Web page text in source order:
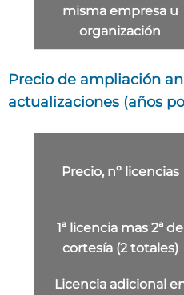
misma empresa u
organización
Precio de ampliación
actualizaciones (años
Precio, nº licencias
1ª licencia mas 2ª de
cortesía (2 totales)
Licencia adicional